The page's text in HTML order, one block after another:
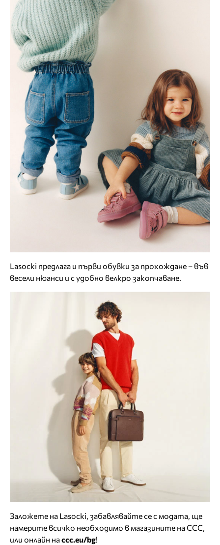
Lasocki предлага и първи обувки за прохождане – във
весели нюанси и с удобно велкро закопчаване.
Заложете на Lasocki, забавлявайте се с модата, ще
намерите всичко необходимо в магазините на ССС,
или онлайн наccc.eu/bg!